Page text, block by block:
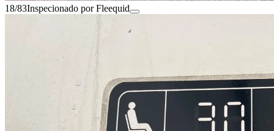
18/83Inspecionado por Fleequid